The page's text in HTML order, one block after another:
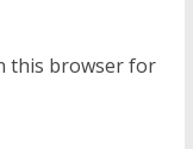
this browser for